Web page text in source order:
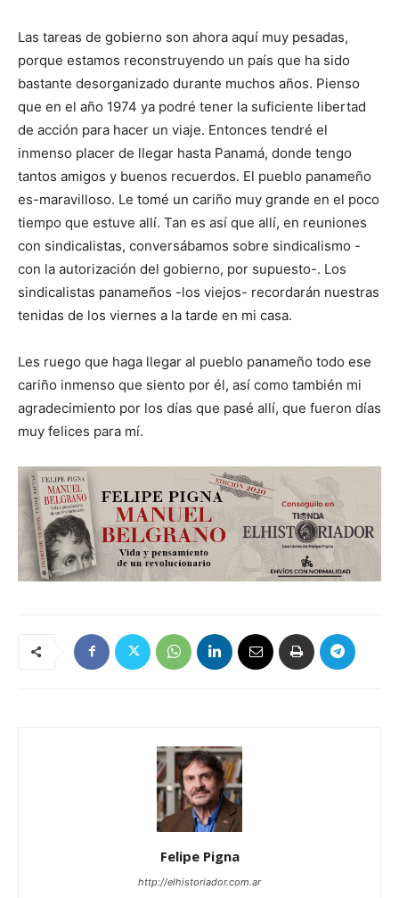
Las tareas de gobierno son ahora aquí muy pesadas,
porque estamos reconstruyendo un país que ha sido
bastante desorganizado durante muchos años. Pienso
que en el año 1974 ya podré tener la suficiente libertad
de acción para hacer un viaje. Entonces tendré el
inmenso placer de llegar hasta Panamá, donde tengo
tantos amigos y buenos recuerdos. El pueblo panameño
es-maravilloso. Le tomé un cariño muy grande en el poco
tiempo que estuve allí. Tan es así que allí, en reuniones
con sindicalistas, conversábamos sobre sindicalismo -
con la autorización del gobierno, por supuesto-. Los
sindicalistas panameños -los viejos- recordarán nuestras
tenidas de los viernes a la tarde en mi casa.
Les ruego que haga llegar al pueblo panameño todo ese
cariño inmenso que siento por él, así como también mi
agradecimiento por los días que pasé allí, que fueron días
muy felices para mí.
Felipe Pigna
http://elhistoriador.com.ar